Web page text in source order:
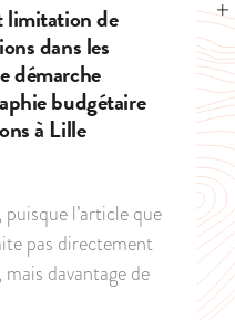
limitation de
dans les
démarche
budgétaire
à Lille
l’article que
pas directement
davantage de